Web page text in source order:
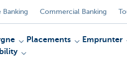
Banking Commercial Banking
Placements Emprunter